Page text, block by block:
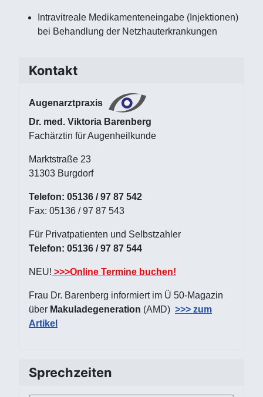
Intravitreale Medikamenteneingabe (Injektionen)
bei Behandlung der Netzhauterkrankungen
Kontakt
Augenarztpraxis
Dr. med. Viktoria Barenberg
Fachärztin für Augenheilkunde
Marktstraße 23
31303 Burgdorf
Telefon: 05136 / 97 87 542
Fax: 05136 / 97 87 543
Für Privatpatienten und Selbstzahler
Telefon: 05136 / 97 87 544
NEU! >>>Online Termine buchen!
Frau Dr. Barenberg informiert im Ü 50-Magazin
über Makuladegeneration (AMD) >>> zum
Artikel
Sprechzeiten